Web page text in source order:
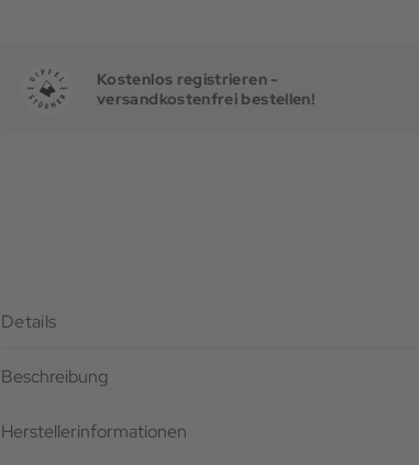
Kostenlos registrieren -
versandkostenfrei bestellen!
Details
Beschreibung
Herstellerinformationen